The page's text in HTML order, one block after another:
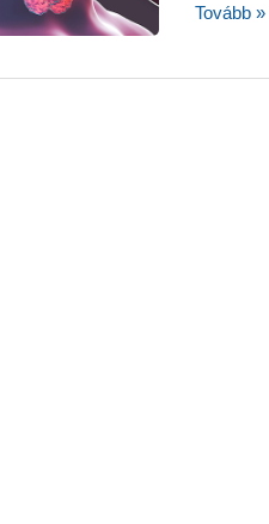
A
Tovább »